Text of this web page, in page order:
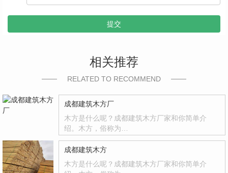
提交
相关推荐
RELATED TO RECOMMEND
成都建筑木方厂
木方是什么呢？成都建筑木方厂家和你简单介
绍。木方，俗称为…
成都建筑木方
木方是什么呢？成都建筑木方厂家和你简单介